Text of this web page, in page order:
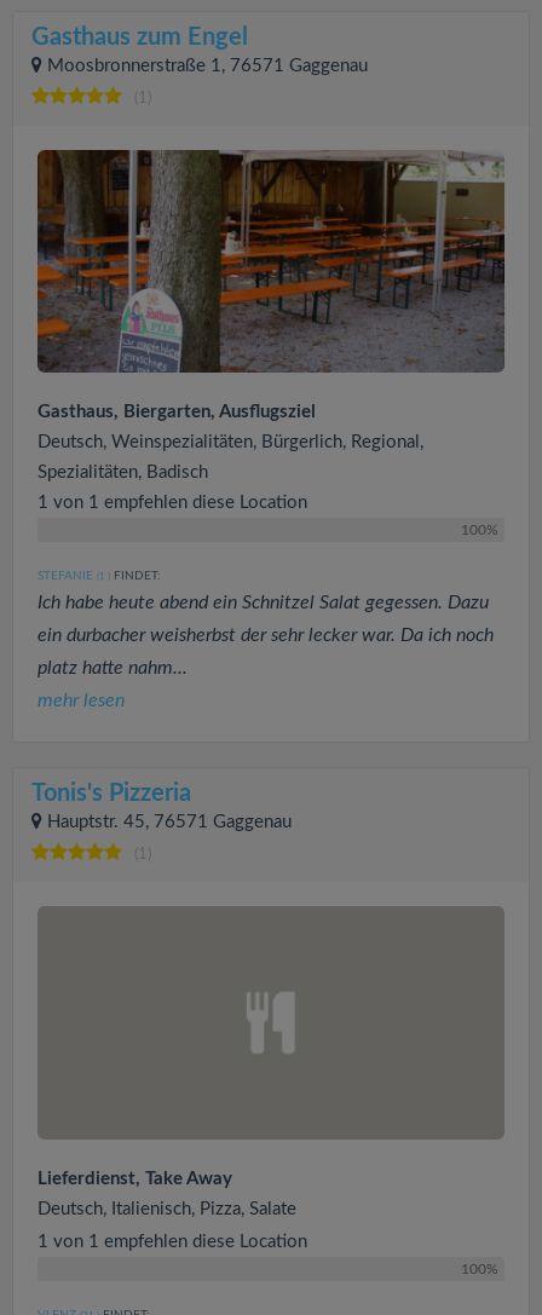
Gasthaus zum Engel
Moosbronnerstraße 1, 76571 Gaggenau
Gasthaus, Biergarten, Ausflugsziel
Deutsch, Weinspezialitäten, Bürgerlich, Regional,
Spezialitäten, Badisch
1 von 1 empfehlen diese Location
100%
STEFANIE (1 ) FINDET:
Ich habe heute abend ein Schnitzel Salat gegessen. Dazu
ein durbacher weisherbst der sehr lecker war. Da ich noch
platz hatte nahm...
mehr lesen
Tonis's Pizzeria
Hauptstr. 45, 76571 Gaggenau
(1)
Lieferdienst, Take Away
Deutsch, Italienisch, Pizza, Salate
1 von 1 empfehlen diese Location
100%